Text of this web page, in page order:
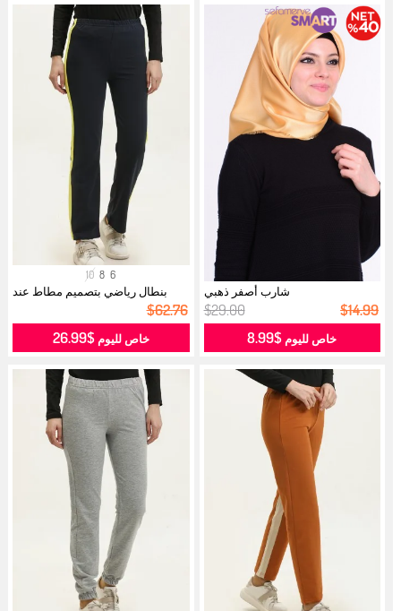
شارب أصفر ذهبي
$29.00 $14.99
خاص لليوم $8.99
6
8
10
بنطال رياضي بتصميم مطاط عند
$62.76
خاص لليوم$26.99